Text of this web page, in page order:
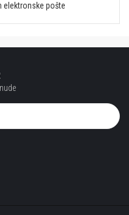
elektronske pošte